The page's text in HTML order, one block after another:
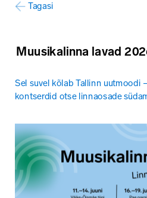
Tagasi
Muusikalinna lavad
Sel suvel kõlab Tallinn uutmoodi
kontserdid otse linnaosade